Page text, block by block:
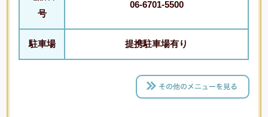
号
06-6701-5500
駐車場 提携駐車場有り